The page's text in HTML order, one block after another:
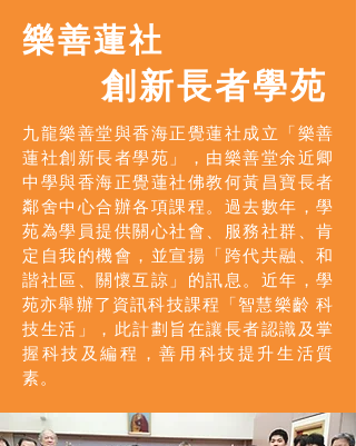
樂善蓮社
創新長者學苑
九龍樂善堂與香海正覺蓮社成立「樂善
蓮社創新長者學苑」，由樂善堂余近卿
中學與香海正覺蓮社佛教何黃昌寶長者
鄰舍中心合辦各項課程。過去數年，學
苑為學員提供關心社會、服務社群、肯
定自我的機會，並宣揚「跨代共融、和
諧社區、關懷互諒」的訊息。近年，學
苑亦舉辦了資訊科技課程「智慧樂齡 科
技生活」，此計劃旨在讓長者認識及掌
握科技及編程，善用科技提升生活質
素。